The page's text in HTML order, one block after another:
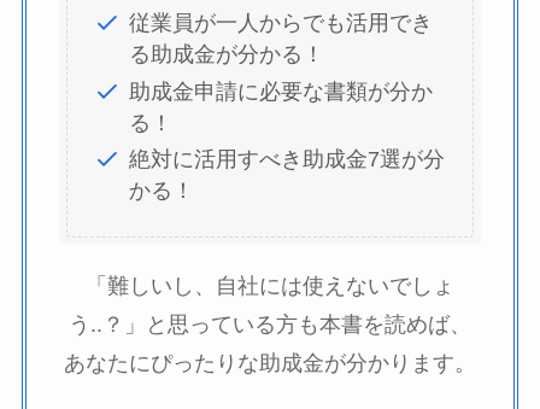
従業員が一人からでも活用でき
る助成金が分かる！
助成金申請に必要な書類が分か
る！
絶対に活用すべき助成金7選が分
かる！
「難しいし、自社には使えないでしょ
う..？」と思っている方も本書を読めば、
あなたにぴったりな助成金が分かります。